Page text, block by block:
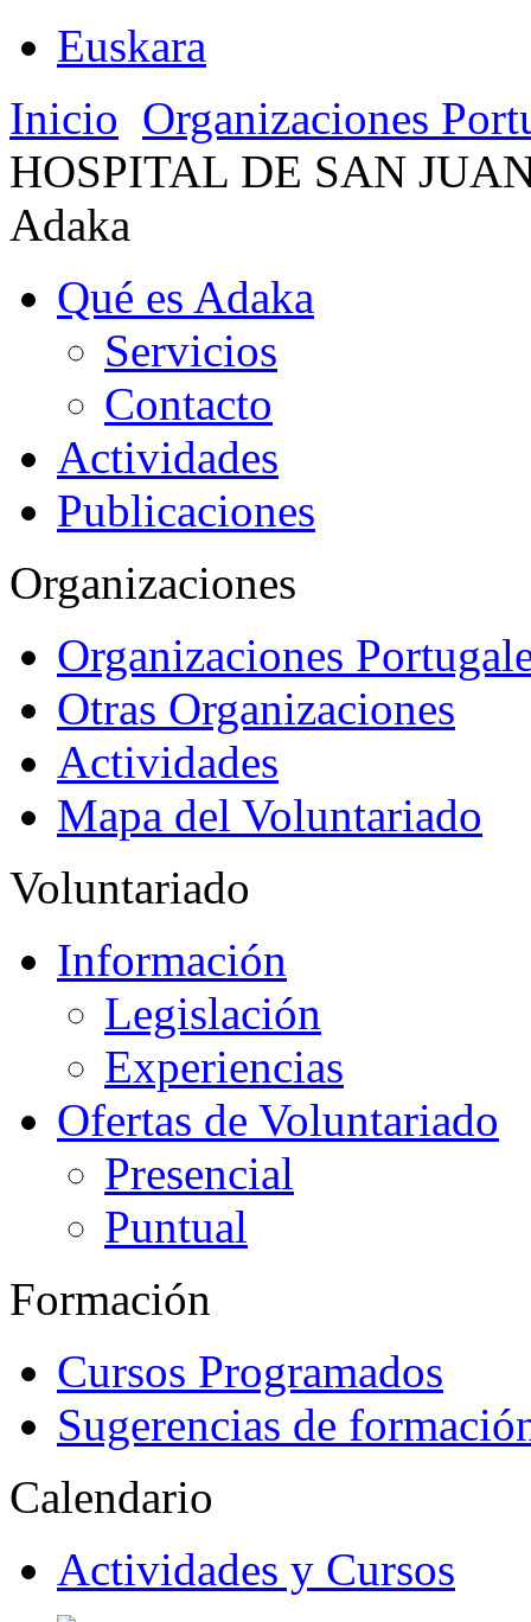
Euskara
Inicio Organizaciones
HOSPITAL DE SAN
Adaka
Qué es Adaka
Servicios
Contacto
Actividades
Publicaciones
Organizaciones
Organizaciones
Otras Organizaciones
Actividades
Mapa del Voluntariado
Voluntariado
Información
Legislación
Experiencias
Ofertas de Voluntariado
Presencial
Puntual
Formación
Cursos Programados
Sugerencias de
Calendario
Actividades y Cursos